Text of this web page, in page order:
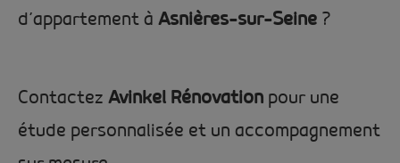
d’appartement à Asnières-sur-Seine ?
Contactez Avinkel Rénovation pour une
étude personnalisée et un accompagnement